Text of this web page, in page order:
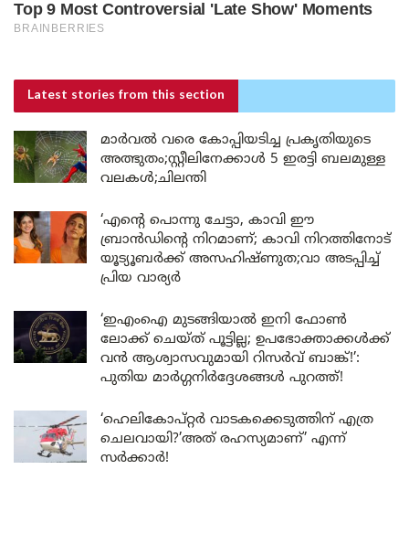
Latest stories from this section
മാർവൽ വരെ കോപ്പിയടിച്ച പ്രകൃതിയുടെ
അത്ഭുതം;സ്റ്റീലിനേക്കാൾ 5 ഇരട്ടി ബലമുള്ള
വലകൾ;ചിലന്തി
‘എന്റെ പൊന്നു ചേട്ടാ, കാവി ഈ
ബ്രാൻഡിന്റെ നിറമാണ്; കാവി നിറത്തിനോട്
യൂട്യൂബർക്ക് അസഹിഷ്ണുത;വാ അടപ്പിച്ച്
പ്രിയ വാര്യർ
‘ഇഎംഐ മുടങ്ങിയാൽ ഇനി ഫോൺ
ലോക്ക് ചെയ്ത് പൂട്ടില്ല; ഉപഭോക്താക്കൾക്ക്
വൻ ആശ്വാസവുമായി റിസർവ് ബാങ്ക്!’:
പുതിയ മാർഗ്ഗനിർദ്ദേശങ്ങൾ പുറത്ത്!
‘ഹെലികോപ്റ്റർ വാടകക്കെടുത്തിന് എത്ര
ചെലവായി?’അത് രഹസ്യമാണ്’ എന്ന്
സർക്കാർ!